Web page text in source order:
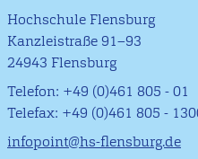
Hochschule Flensburg
Kanzleistraße 91–93
24943 Flensburg
Telefon: +49 (0)461 805 - 01
Telefax: +49 (0)461 805 -
infopoint@hs-flensburg.de